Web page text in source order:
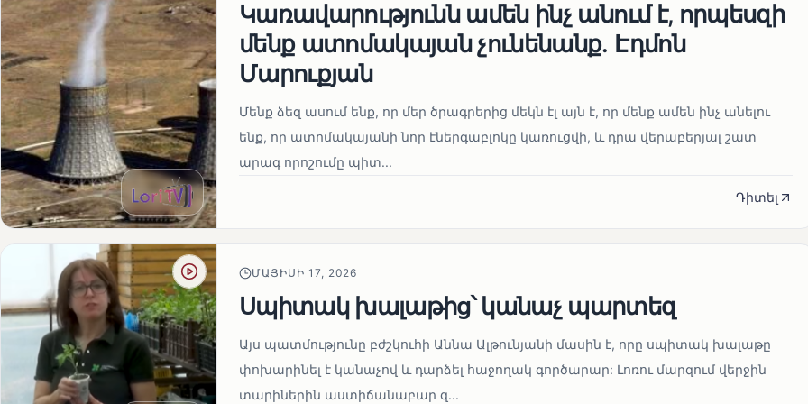
Կառավարությունն ամեն ինչ անում է, որպեսզի
մենք ատոմակայան չունենանք․ Էդմոն
Մարուքյան
Մենք ձեզ ասում ենք, որ մեր ծրագրերից մեկն էլ այն է, որ մենք ամեն ինչ անելու
ենք, որ ատոմակայանի նոր էներգաբլոկը կառուցվի, և դրա վերաբերյալ շատ
արագ որոշումը պիտ...
Դիտել
ՄԱՅԻՍԻ 17, 2026
Սպիտակ խալաթից՝ կանաչ պարտեզ
Այս պատմությունը բժշկուհի Աննա Ալթունյանի մասին է, որը սպիտակ խալաթը
փոխարինել է կանաչով և դարձել հաջողակ գործարար: Լոռու մարզում վերջին
տարիներին աստիճանաբար զ...